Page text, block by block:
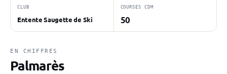
CLUB
Entente Saugette de Ski
COURSES CDM
50
EN CHIFFRES
Palmarès